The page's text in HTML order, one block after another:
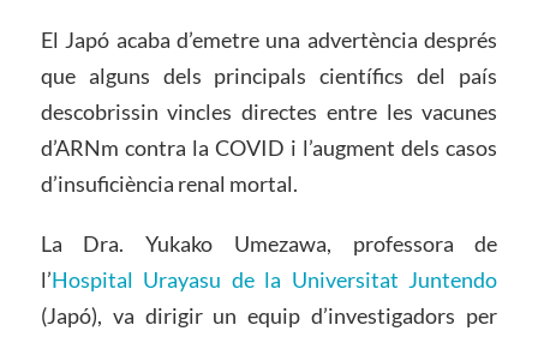
El Japó acaba d’emetre una advertència després
que alguns dels principals científics del país
descobrissin vincles directes entre les vacunes
d’ARNm contra la COVID i l’augment dels casos
d’insuficiència renal mortal.
La Dra. Yukako Umezawa, professora de
l’Hospital Urayasu de la Universitat Juntendo
(Japó), va dirigir un equip d’investigadors per